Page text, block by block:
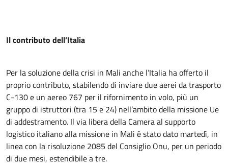
Il contributo dell’Italia
Per la soluzione della crisi in Mali anche l’Italia ha offerto il
proprio contributo, stabilendo di inviare due aerei da trasporto
C-130 e un aereo 767 per il rifornimento in volo, più un
gruppo di istruttori (tra 15 e 24) nell’ambito della missione Ue
di addestramento. Il via libera della Camera al supporto
logistico italiano alla missione in Mali è stato dato martedì, in
linea con la risoluzione 2085 del Consiglio Onu, per un periodo
di due mesi, estendibile a tre.